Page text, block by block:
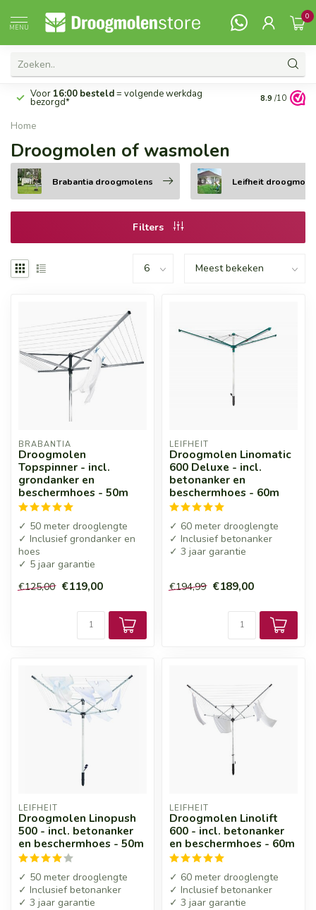
MENU
0
Voor 16:00 besteld= volgende werkdag
bezorgd* 14 dagen
8.9 /10
Home
Droogmolen of wasmolen
Brabantia droogmolens Leifheit
Filters
BRABANTIA
Droogmolen
Topspinner - incl.
grondanker en
beschermhoes - 50m
✓ 50 meter drooglengte
✓ Inclusief grondanker en
hoes
✓ 5 jaar garantie
€125,00 €119,00
LEIFHEIT
Droogmolen Linomatic
600 Deluxe - incl.
betonanker en
beschermhoes - 60m
✓ 60 meter drooglengte
✓ Inclusief betonanker
✓ 3 jaar garantie
€194,99 €189,00
LEIFHEIT
Droogmolen Linopush
500 - incl. betonanker
en beschermhoes - 50m
✓ 50 meter drooglengte
✓ Inclusief betonanker
✓ 3 jaar garantie
LEIFHEIT
Droogmolen Linolift
600 - incl. betonanker
en beschermhoes - 60m
✓ 60 meter drooglengte
✓ Inclusief betonanker
✓ 3 jaar garantie